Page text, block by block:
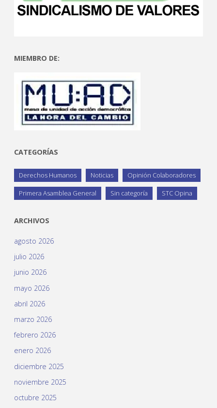
MIEMBRO DE:
CATEGORÍAS
Derechos Humanos Noticias Opinión Colaboradores
Primera Asamblea General Sin categoría STC Opina
ARCHIVOS
agosto 2026
julio 2026
junio 2026
mayo 2026
abril 2026
marzo 2026
febrero 2026
enero 2026
diciembre 2025
noviembre 2025
octubre 2025